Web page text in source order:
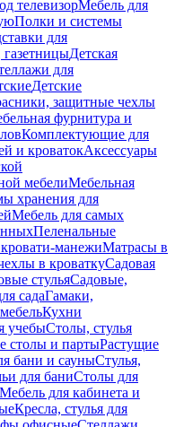
телевизорМебель для
Полки и системы
для
Детская
для
Детские
защитные чехлы
фурнитура и
Комплектующие для
и кроватокАксессуары
мебелиМебельная
хранения для
Мебель для самых
Пеленальные
манежиМатрасы в
в кроваткуСадовая
стульяСадовые,
садаГамаки,
Кухни
учебыСтолы, стулья
столы и партыРастущие
бани и сауныСтулья,
для баниСтолы для
Мебель для кабинета и
Кресла, стулья для